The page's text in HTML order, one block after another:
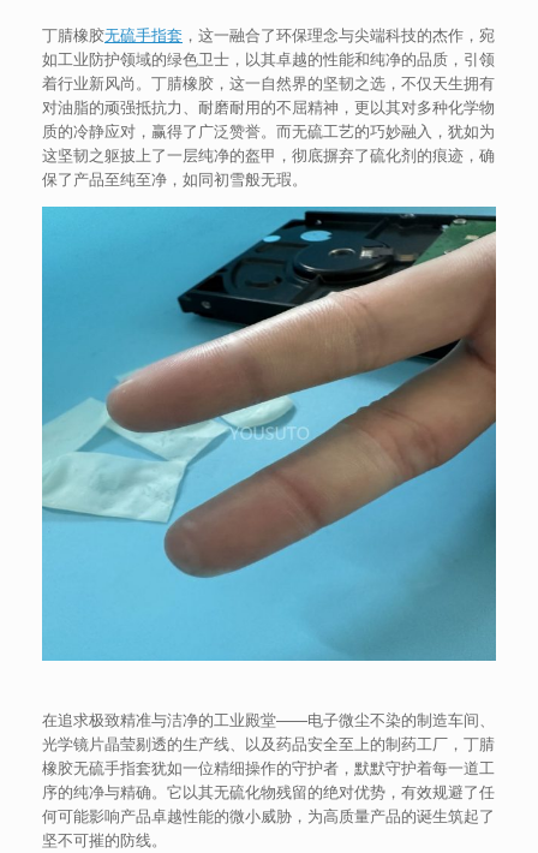
丁腈橡胶无硫手指套 ，这一融合了环保理念与尖端科技的杰作，宛
如工业防护领域的绿色卫士，以其卓越的性能和纯净的品质，引领
着行业新风尚。丁腈橡胶，这一自然界的坚韧之选，不仅天生拥有
对油脂的顽强抵抗力、耐磨耐用的不屈精神，更以其对多种化学物
质的冷静应对，赢得了广泛赞誉。而无硫工艺的巧妙融入，犹如为
这坚韧之躯披上了一层纯净的盔甲，彻底摒弃了硫化剂的痕迹，确
保了产品至纯至净，如同初雪般无瑕。
在追求极致精准与洁净的工业殿堂——电子微尘不染的制造车间、
光学镜片晶莹剔透的生产线、以及药品安全至上的制药工厂，丁腈
橡胶无硫手指套犹如一位精细操作的守护者，默默守护着每一道工
序的纯净与精确。它以其无硫化物残留的绝对优势，有效规避了任
何可能影响产品卓越性能的微小威胁，为高质量产品的诞生筑起了
坚不可摧的防线。